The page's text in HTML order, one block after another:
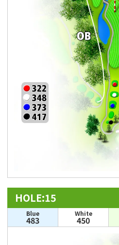
HOLE:15
Blue
483
White
450